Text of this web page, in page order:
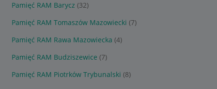
Pamięć RAM Barycz (32)
Pamięć RAM Tomaszów Mazowiecki (7)
Pamięć RAM Rawa Mazowiecka (4)
Pamięć RAM Budziszewice (7)
Pamięć RAM Piotrków Trybunalski (8)